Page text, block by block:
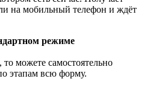
на мобильный телефон и ждёт
режиме
можете самостоятельно
этапам всю форму.